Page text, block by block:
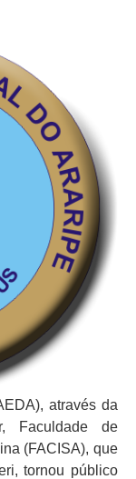
através da
Faculdade de
(FACISA), que
tornou público